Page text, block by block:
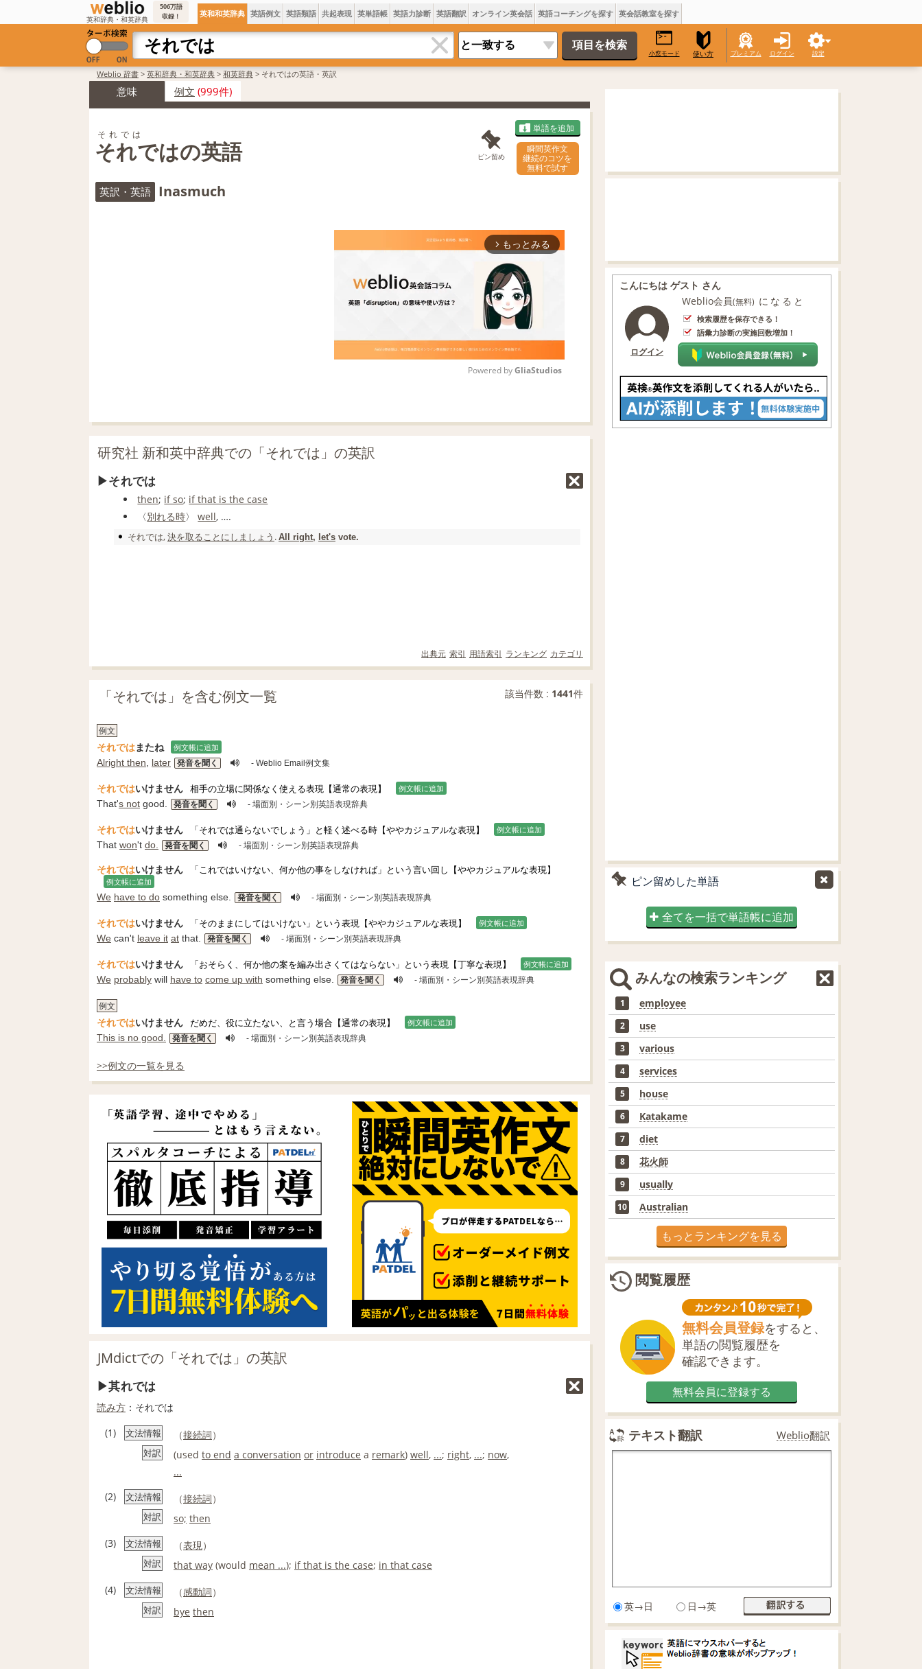
英和辞典・和英辞典
506万語
収録！
英和和英辞典 英語例文 英語類語 共起表現 英単語帳 英語力診断 英語翻訳 オンライン英会話 英語コーチングを探す 英会話教室を探す
小窓モード 使い方 プレミアム ログイン 設定
Weblio 辞書 > 英和辞典・和英辞典 > 和英辞典 > それではの英語・英訳
意味 例文 (999件)
それではの英語
それでは
ピン留め
単語を追加
瞬間英作文
継続のコツを
無料で試す
英訳・英語 Inasmuch
arrow_forward_ios もっとみる
Powered by GliaStudios
研究社 新和英中辞典での「それでは」の英訳
それでは
then; if so; if that is the case
〈別れる時〉well, ….
それでは,決を取ることにしましょう . All right, let's vote.
出典元 索引 用語索引 ランキング カテゴリ
「それでは」を含む例文一覧 該当件数 : 1441件
例文
それではまたね 例文帳に追加
Alright then later 発音を聞く - Weblio Email例文集
それではいけません 相手の立場に関係なく使える表現【通常の表現】 例文帳に追加
That's not good. 発音を聞く - 場面別・シーン別英語表現辞典
それではいけません 「それでは通らないでしょう」と軽く述べる時【ややカジュアルな表現】 例文帳に追加
That won't do. 発音を聞く - 場面別・シーン別英語表現辞典
それではいけません 「これではいけない、何か他の事をしなければ」という言い回し【ややカジュアルな表現】
例文帳に追加
We have to do something else. 発音を聞く - 場面別・シーン別英語表現辞典
それではいけません 「そのままにしてはいけない」という表現【ややカジュアルな表現】 例文帳に追加
We can't leave it at that. 発音を聞く - 場面別・シーン別英語表現辞典
それではいけません 「おそらく、何か他の案を編み出さくてはならない」という表現【丁寧な表現】 例文帳に追加
We probably will have to come up with something else. 発音を聞く - 場面別・シーン別英語表現辞典
例文
それではいけません だめだ、役に立たない、と言う場合【通常の表現】 例文帳に追加
This is no good. 発音を聞く - 場面別・シーン別英語表現辞典
>>例文の一覧を見る
JMdictでの「それでは」の英訳
其れでは
読み方 ：それでは
(1)
文法情報 （接続詞）
対訳 (used to end a conversation or introduce a remark) well, ...; right, ...; now,
...
(2)
文法情報 （接続詞）
対訳 so; then
(3)
文法情報 （表現 ）
対訳 that way (would mean ...); if that is the case; in that case
(4)
文法情報 （感動詞）
対訳 bye then
こんにちは ゲスト さん
ログイン
Weblio会員(無料) になると
検索履歴を保存できる！
語彙力診断の実施回数増加！
ピン留めした単語
全てを一括で単語帳に追加
みんなの検索ランキング
1 employee
2 use
3 various
4 services
5 house
6 Katakame
7 diet
8 花火師
9 usually
10 Australian
もっとランキングを見る
閲覧履歴
無料会員登録をすると、
単語の閲覧履歴を
確認できます。
無料会員に登録する
テキスト翻訳 Weblio翻訳
英→日 日→英